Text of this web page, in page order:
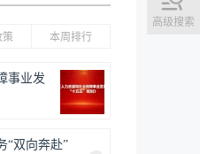
高级搜索
策 本周排行
事业发
“双向奔赴”